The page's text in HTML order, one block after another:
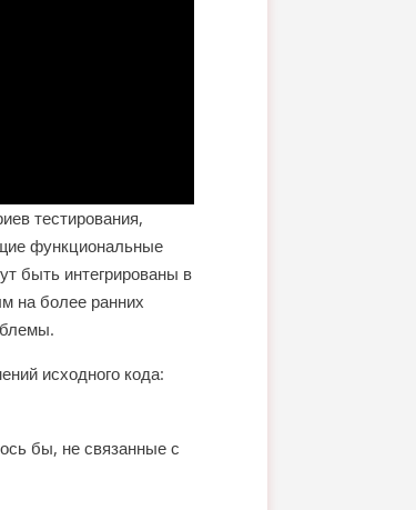
тестирования,
функциональные
быть интегрированы в
на более ранних
исходного кода:
бы, не связанные с